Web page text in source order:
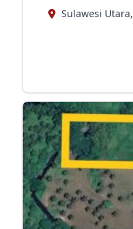
Sulawesi Utara,